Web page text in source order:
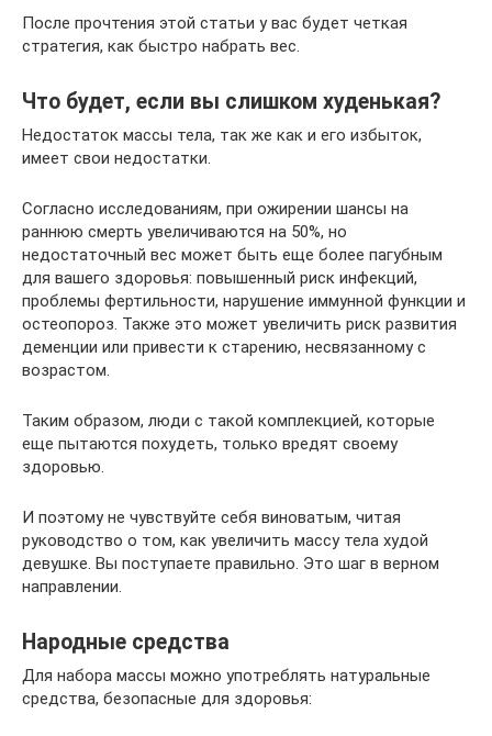
После прочтения этой статьи у вас будет четкая
стратегия, как быстро набрать вес.
Что будет, если вы слишком худенькая?
Недостаток массы тела, так же как и его избыток,
имеет свои недостатки.
Согласно исследованиям, при ожирении шансы на
раннюю смерть увеличиваются на 50%, но
недостаточный вес может быть еще более пагубным
для вашего здоровья: повышенный риск инфекций,
проблемы фертильности, нарушение иммунной функции и
остеопороз. Также это может увеличить риск развития
деменции или привести к старению, несвязанному с
возрастом.
Таким образом, люди с такой комплекцией, которые
еще пытаются похудеть, только вредят своему
здоровью.
И поэтому не чувствуйте себя виноватым, читая
руководство о том, как увеличить массу тела худой
девушке. Вы поступаете правильно. Это шаг в верном
направлении.
Народные средства
Для набора массы можно употреблять натуральные
средства, безопасные для здоровья: